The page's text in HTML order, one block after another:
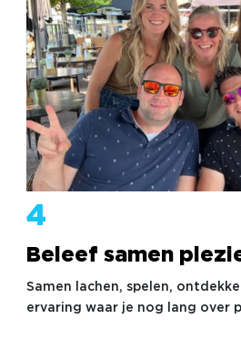
4
Beleef samen
Samen lachen, spelen,
ervaring waar je nog lang over